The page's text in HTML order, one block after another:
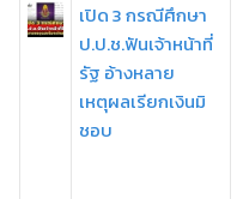
เปิด 3 กรณีศึกษา
ป.ป.ช.ฟันเจ้าหน้าที่
รัฐ อ้างหลาย
เหตุผลเรียกเงินมิ
ชอบ